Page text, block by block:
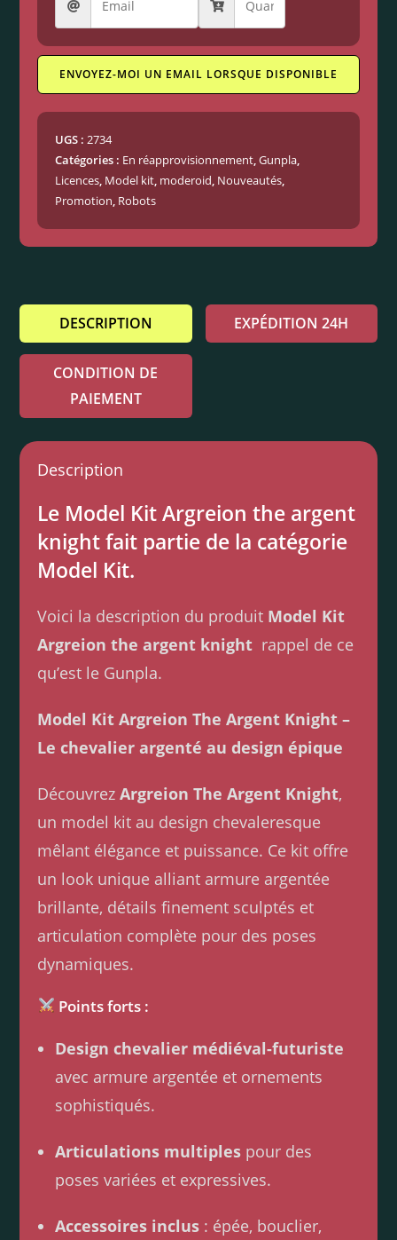
ENVOYEZ-MOI UN EMAIL LORSQUE DISPONIBLE
UGS : 2734
Catégories : En réapprovisionnement ,Gunpla
Licences Model kit moderoid Nouveautés
Promotion Robots
DESCRIPTION EXPÉDITION 24H
CONDITION DE
PAIEMENT
Description
Le Model Kit Argreion the argent
knight fait partie de la catégorie
Model Kit.
Voici la description du produit Model Kit
Argreion the argent knight rappel de ce
qu’est le Gunpla.
Model Kit Argreion The Argent Knight –
Le chevalier argenté au design épique
DécouvrezArgreion The Argent Knight,
un model kit au design chevaleresque
mêlant élégance et puissance. Ce kit offre
un look unique alliant armure argentée
brillante, détails finement sculptés et
articulation complète pour des poses
dynamiques.
Points forts :
Design chevalier médiéval-futuriste
avec armure argentée et ornements
sophistiqués.
Articulations multiples pour des
poses variées et expressives.
Accessoires inclus : épée, bouclier,